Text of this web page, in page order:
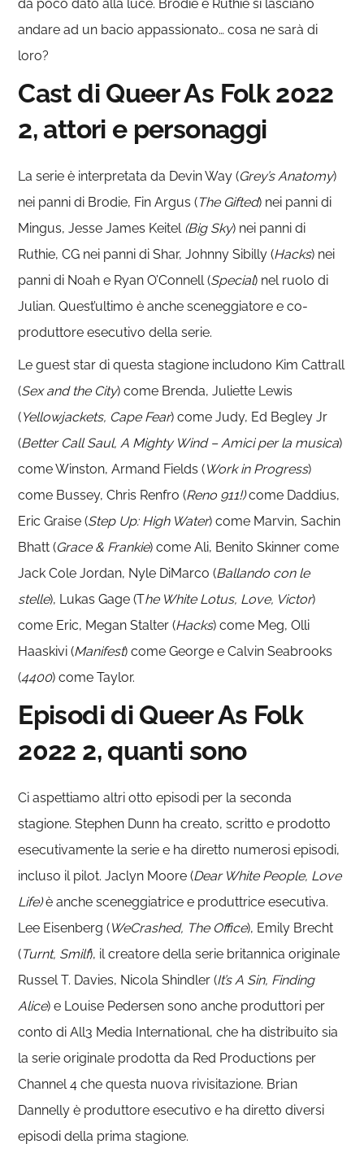
da poco dato alla luce. Brodie e Ruthie si lasciano
andare ad un bacio appassionato… cosa ne sarà di
loro?
Cast di Queer As Folk 2022
2, attori e personaggi
La serie è interpretata da Devin Way (Grey’s Anatomy)
nei panni di Brodie, Fin Argus (The Gifted) nei panni di
Mingus, Jesse James Keitel (Big Sky) nei panni di
Ruthie, CG nei panni di Shar, Johnny Sibilly (Hacks) nei
panni di Noah e Ryan O’Connell (Special) nel ruolo di
Julian. Quest’ultimo è anche sceneggiatore e co-
produttore esecutivo della serie.
Le guest star di questa stagione includono Kim Cattrall
(Sex and the City) come Brenda, Juliette Lewis
(Yellowjackets, Cape Fear) come Judy, Ed Begley Jr
(Better Call Saul, A Mighty Wind – Amici per la musica)
come Winston, Armand Fields (Work in Progress)
come Bussey, Chris Renfro (Reno 911!)come Daddius,
Eric Graise (Step Up: High Water) come Marvin, Sachin
Bhatt (Grace & Frankie) come Ali, Benito Skinner come
Jack Cole Jordan, Nyle DiMarco (Ballando con le
stelle), Lukas Gage (The White Lotus, Love, Victor)
come Eric, Megan Stalter (Hacks) come Meg, Olli
Haaskivi (Manifest) come George e Calvin Seabrooks
(4400) come Taylor.
Episodi di Queer As Folk
2022 2, quanti sono
Ci aspettiamo altri otto episodi per la seconda
stagione. Stephen Dunn ha creato, scritto e prodotto
esecutivamente la serie e ha diretto numerosi episodi,
incluso il pilot. Jaclyn Moore (Dear White People, Love
Life)è anche sceneggiatrice e produttrice esecutiva.
Lee Eisenberg (WeCrashed, The Office), Emily Brecht
(Turnt, Smilf), il creatore della serie britannica originale
Russel T. Davies, Nicola Shindler (It’s A Sin, Finding
Alice) e Louise Pedersen sono anche produttori per
conto di All3 Media International, che ha distribuito sia
la serie originale prodotta da Red Productions per
Channel 4 che questa nuova rivisitazione. Brian
Dannelly è produttore esecutivo e ha diretto diversi
episodi della prima stagione.